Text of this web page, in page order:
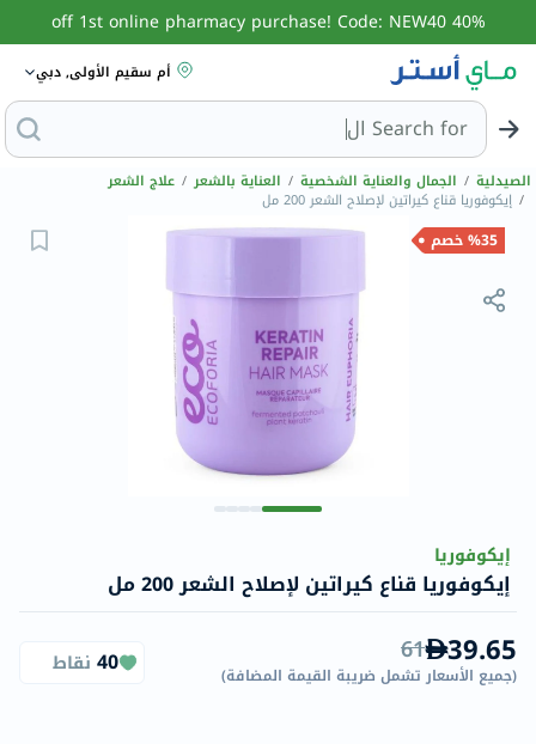
40% off 1st online pharmacy purchase! Code: NEW40
أم سقيم الأولى, دبي
Search for البحث عن مزيل
الصيدلية / الجمال والعناية الشخصية / العناية بالشعر / علاج الشعر
/ إيكوفوريا قناع كيراتين لإصلاح الشعر 200 مل
%35 خصم
إيكوفوريا
إيكوفوريا قناع كيراتين لإصلاح الشعر 200 مل
39.65
61
(جميع الأسعار تشمل ضريبة القيمة المضافة)
40 نقاط